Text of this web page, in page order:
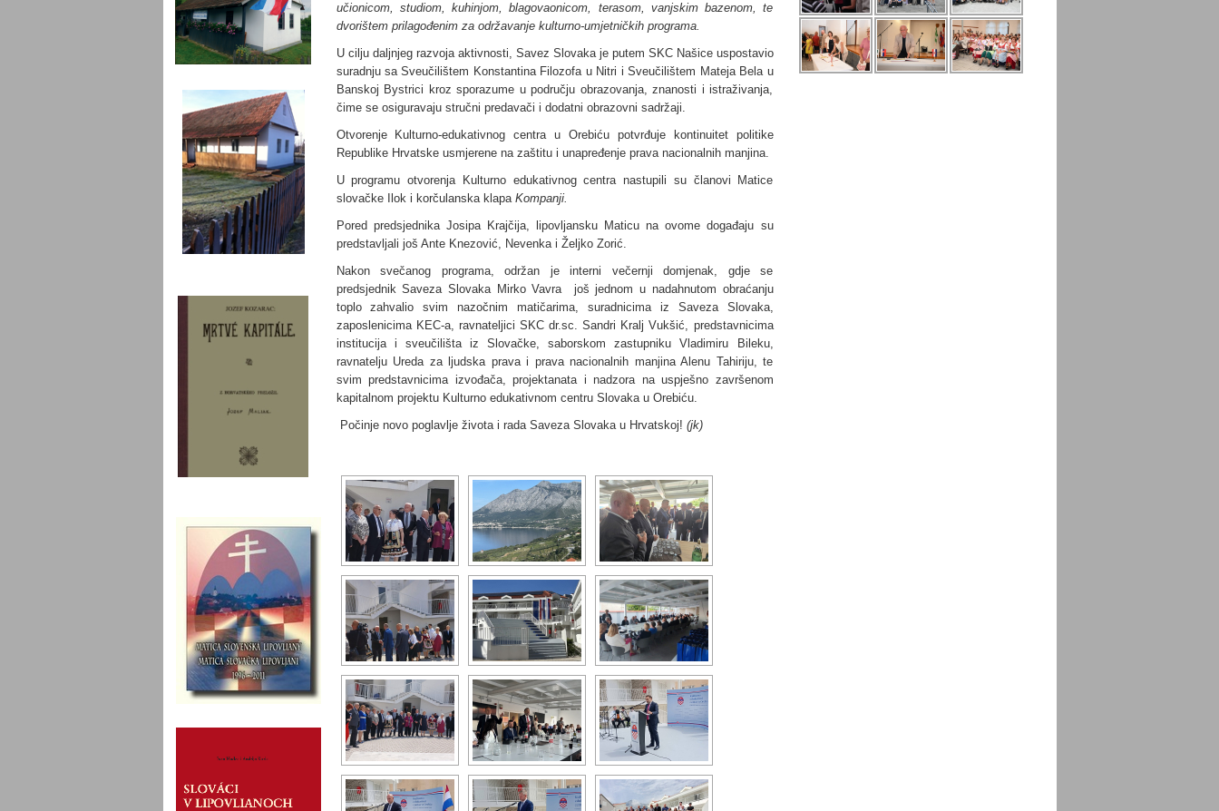
učionicom, studiom, kuhinjom, blagovaonicom, terasom, vanjskim bazenom, te
dvorištem prilagođenim za održavanje kulturno-umjetničkih programa.
U cilju daljnjeg razvoja aktivnosti, Savez Slovaka je putem SKC Našice uspostavio
suradnju sa Sveučilištem Konstantina Filozofa u Nitri i Sveučilištem Mateja Bela u
Banskoj Bystrici kroz sporazume u području obrazovanja, znanosti i istraživanja,
čime se osiguravaju stručni predavači i dodatni obrazovni sadržaji.
Otvorenje Kulturno-edukativnog centra u Orebiću potvrđuje kontinuitet politike
Republike Hrvatske usmjerene na zaštitu i unapređenje prava nacionalnih manjina.
U programu otvorenja Kulturno edukativnog centra nastupili su članovi Matice
slovačke Ilok i korčulanska klapa Kompanji.
Pored predsjednika Josipa Krajčija, lipovljansku Maticu na ovome događaju su
predstavljali još Ante Knezović, Nevenka i Željko Zorić.
Nakon svečanog programa, održan je interni večernji domjenak, gdje se
predsjednik Saveza Slovaka Mirko Vavra još jednom u nadahnutom obraćanju
toplo zahvalio svim nazočnim matičarima, suradnicima iz Saveza Slovaka,
zaposlenicima KEC-a, ravnateljici SKC dr.sc. Sandri Kralj Vukšić, predstavnicima
institucija i sveučilišta iz Slovačke, saborskom zastupniku Vladimiru Bileku,
ravnatelju Ureda za ljudska prava i prava nacionalnih manjina Alenu Tahiriju, te
svim predstavnicima izvođača, projektanata i nadzora na uspješno završenom
kapitalnom projektu Kulturno edukativnom centru Slovaka u Orebiću.
Počinje novo poglavlje života i rada Saveza Slovaka u Hrvatskoj! (jk)